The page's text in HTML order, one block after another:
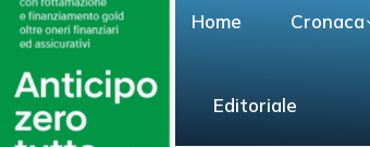
Home Cronaca
Editoriale